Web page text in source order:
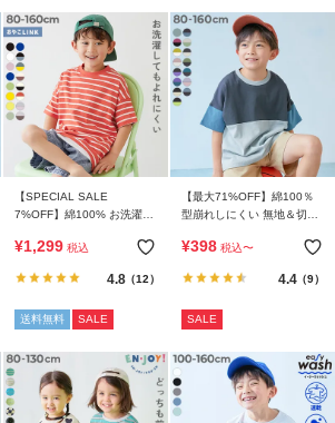
【SPECIAL SALE
7%OFF】綿100% お洗濯し
エット ボーダー 半袖Tシャ
¥1,299 税込
4.8（12）
送料無料 SALE
【最大71%OFF】綿100％
型崩れしにくい 無地＆切替
ツ
¥398 税込〜
4.4（9）
SALE